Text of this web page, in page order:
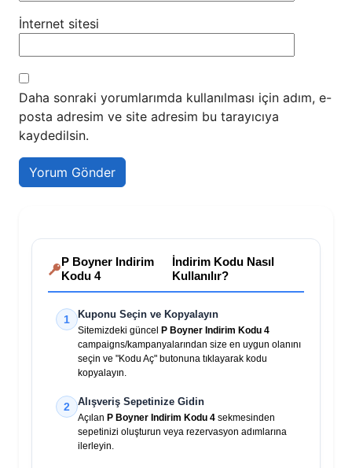
İnternet sitesi
Daha sonraki yorumlarımda kullanılması için adım, e-
posta adresim ve site adresim bu tarayıcıya
kaydedilsin.
P Boyner Indirim
Kodu 4
İndirim Kodu Nasıl
Kullanılır?
1 Kuponu Seçin ve Kopyalayın
Sitemizdeki güncel
P Boyner Indirim Kodu 4
campaigns/kampanyalarından size en uygun olanını
seçin ve "Kodu Aç" butonuna tıklayarak kodu
kopyalayın.
2 Alışveriş Sepetinize Gidin
Açılan P Boyner Indirim Kodu 4 sekmesinden
sepetinizi oluşturun veya rezervasyon adımlarına
ilerleyin.